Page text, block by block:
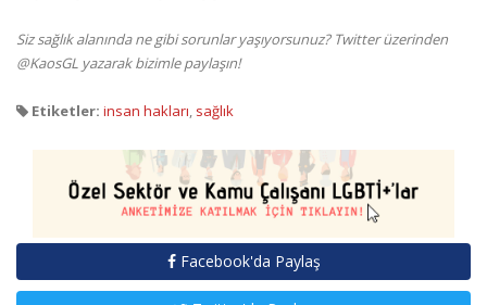
Siz sağlık alanında ne gibi sorunlar yaşıyorsunuz? Twitter üzerinden
@KaosGL yazarak bizimle paylaşın!
Etiketler: insan hakları, sağlık
Facebook'da Paylaş